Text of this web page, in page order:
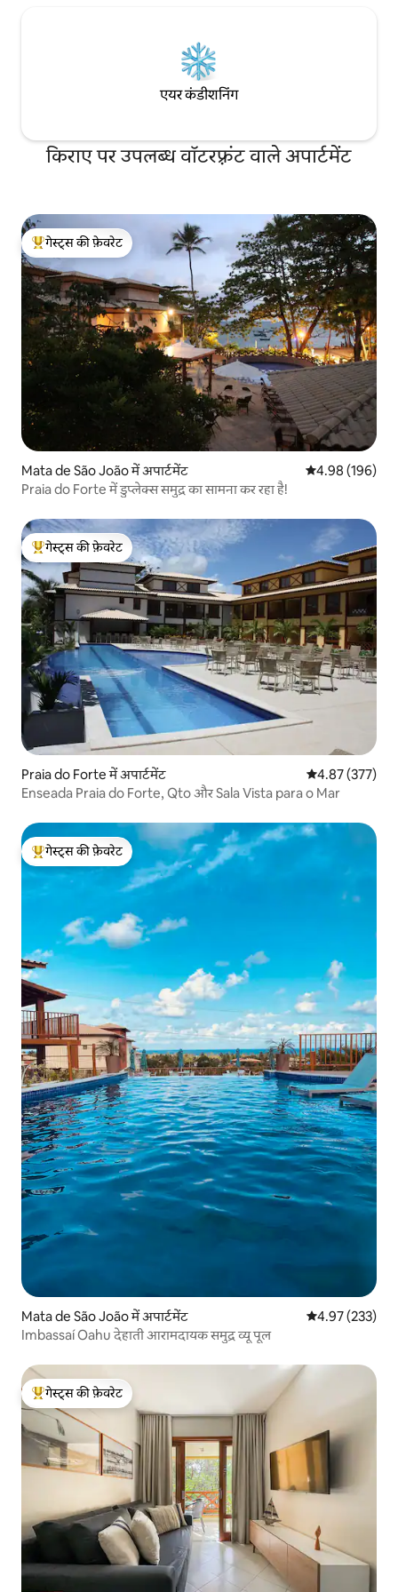
एयर कंडीशनिंग
किराए पर उपलब्ध वॉटरफ़्रंट वाले अपार्टमेंट
गेस्ट्स का टॉप फ़ेवरेट
गेस्ट्स की फ़ेवरेट
Mata de São João में अपार्टमेंट औसत रेटिंग 5 में से
4.98 (196)
Praia do Forte में डुप्लेक्स समुद्र का सामना कर रहा है!
गेस्ट्स का टॉप फ़ेवरेट
गेस्ट्स की फ़ेवरेट
Praia do Forte में अपार्टमेंट औसत रेटिंग 5 में से
4.87 (377)
Enseada Praia do Forte, Qto और Sala Vista para o Mar
गेस्ट्स का टॉप फ़ेवरेट
गेस्ट्स की फ़ेवरेट
Mata de São João में अपार्टमेंट औसत रेटिंग 5 में से
4.97 (233)
Imbassaí Oahu देहाती आरामदायक समुद्र व्यू पूल
गेस्ट्स का टॉप फ़ेवरेट
गेस्ट्स की फ़ेवरेट